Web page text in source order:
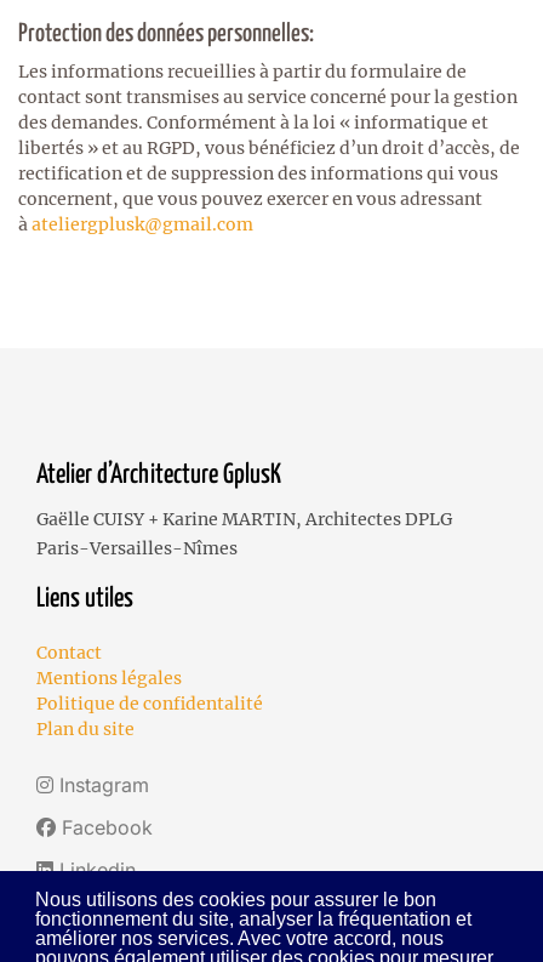
Nous utilisons des cookies pour assurer le bon
fonctionnement du site, analyser la fréquentation et
améliorer nos services. Avec votre accord, nous
pouvons également utiliser des cookies pour mesurer
Protection des données personnelles:
Les informations recueillies à partir du formulaire de
contact sont transmises au service concerné pour la gestion
des demandes. Conformément à la loi « informatique et
libertés » et au RGPD, vous bénéficiez d’un droit d’accès, de
rectification et de suppression des informations qui vous
concernent, que vous pouvez exercer en vous adressant
àateliergplusk@gmail.com
Atelier d’Architecture GplusK
Gaëlle CUISY + Karine MARTIN, Architectes DPLG
Paris-Versailles-Nîmes
Liens utiles
Contact
Mentions légales
Politique de confidentalité
Plan du site
Instagram
Facebook
Linkedin